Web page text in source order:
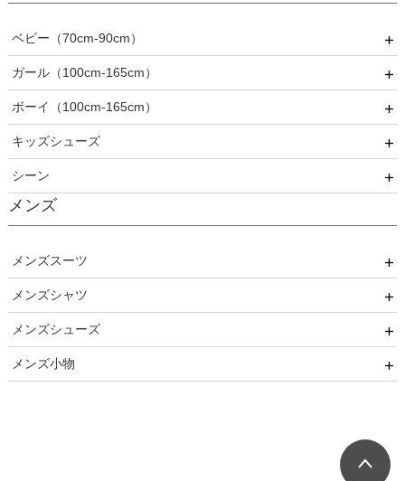
ベロア
オールシーズン
ベビー（70cm-90cm）
ドレス
スーツ
カジュアル
ガール（100cm-165cm）
フォーマル
ドレス
ボーイ（100cm-165cm）
スーツ
その他衣装
キッズシューズ
ローファー
キッズパンプス
シーン
結婚式
入学式
卒園式
卒業式
発表会
メンズ
メンズスーツ
パーティー
ブラックフォーマル
リクルート
メンズシャツ
ネクタイ用
蝶ネクタイ用
メンズシューズ
ストレートチップ
メンズ小物